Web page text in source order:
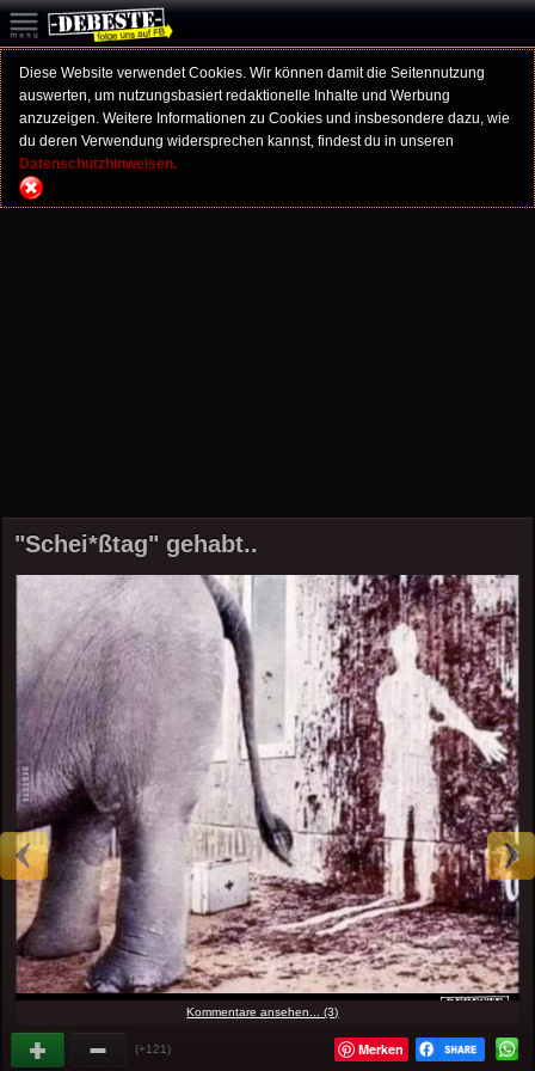
Diese Website verwendet Cookies. Wir können damit die Seitennutzung
auswerten, um nutzungsbasiert redaktionelle Inhalte und Werbung
anzuzeigen. Weitere Informationen zu Cookies und insbesondere dazu, wie
du deren Verwendung widersprechen kannst, findest du in unseren
Datenschutzhinweisen.
"Schei*ßtag" gehabt..
Kommentare ansehen... (3)
(+121) Merken